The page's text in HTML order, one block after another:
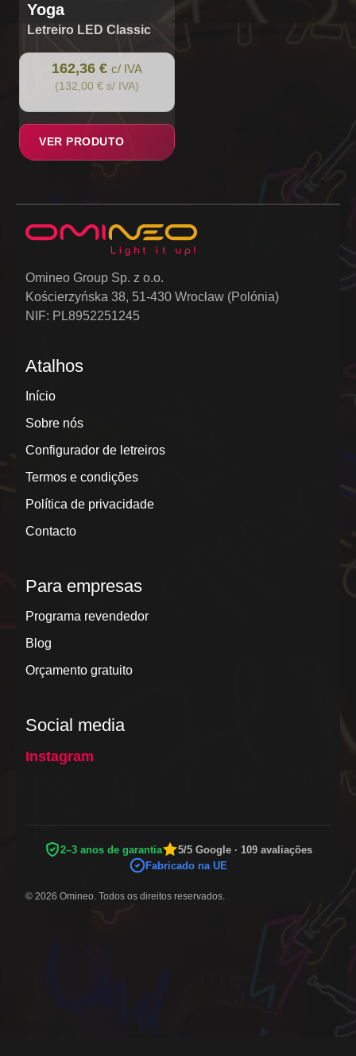
Yoga
Letreiro LED Classic
162,36 € c/ IVA
(132,00 € s/ IVA)
VER PRODUTO
Omineo Group Sp. z o.o.
Kościerzyńska 38, 51-430 Wrocław (Polónia)
NIF: PL8952251245
Atalhos
Início
Sobre nós
Configurador de letreiros
Termos e condições
Política de privacidade
Contacto
Para empresas
Programa revendedor
Blog
Orçamento gratuito
Social media
Instagram
2–3 anos de garantia
5/5 Google · 109 avaliações
Fabricado na UE
© 2026 Omineo. Todos os direitos reservados.